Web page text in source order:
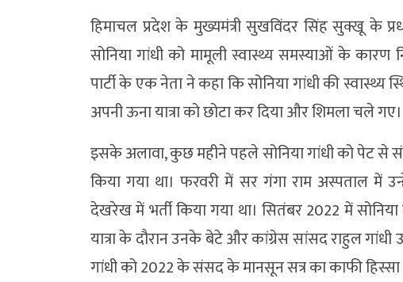
हिमाचल प्रदेश के मुख्यमंत्री सुखविंदर सिंह सुक्खू के
सोनिया गांधी को मामूली स्वास्थ्य समस्याओं के
पार्टी के एक नेता ने कहा कि सोनिया गांधी की
अपनी ऊना यात्रा को छोटा कर दिया और शिमला चले गए।
इसके अलावा, कुछ महीने पहले सोनिया गांधी को पेट से
किया गया था। फरवरी में सर गंगा राम अस्पताल में
देखरेख में भर्ती किया गया था। सितंबर 2022 में
यात्रा के दौरान उनके बेटे और कांग्रेस सांसद राहुल
गांधी को 2022 के संसद के मानसून सत्र का काफी हिस्सा